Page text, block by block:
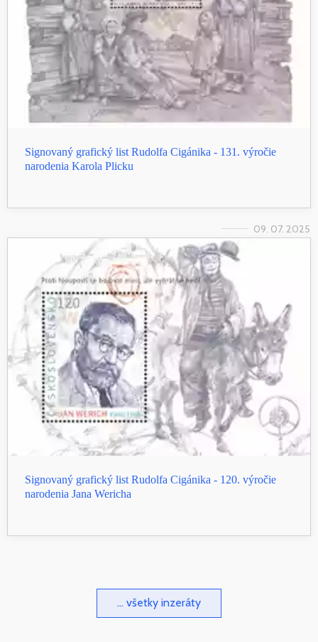
Signovaný grafický list Rudolfa Cigánika - 131. výročie
narodenia Karola Plicku
09. 07. 2025
Signovaný grafický list Rudolfa Cigánika - 120. výročie
narodenia Jana Wericha
... všetky inzeráty